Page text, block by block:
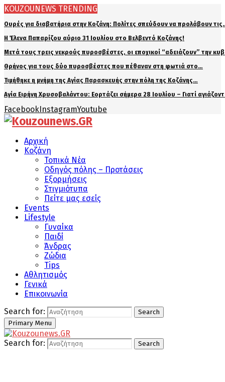
KOUZOUNEWS TRENDING
Ουρές για διαβατήρια στην Κοζάνη: Πολίτες σπεύδουν να προλάβουν
Η Έλενα Παπαρίζου αύριο 31 Ιουλίου στο Βελβεντό Κοζάνης!
Μετά τους τρεις νεκρούς πυροσβέστες, οι εποχικοί “αδειάζουν” την
Θρήνος για τους δύο πυροσβέστες που πέθαναν στη φωτιά στο…
Τιμήθηκε η μνήμη της Αγίας Παρασκευής στην πόλη της Κοζάνης…
Αγία Ειρήνη Χρυσοβαλάντου: Εορτάζει σήμερα 28 Ιουλίου – Γιατί
FacebookInstagramYoutube
Αρχική
Κοζάνη
Τοπικά Νέα
Οδηγός πόλης – Προτάσεις
Εξορμήσεις
Στιγμιότυπα
Πείτε μας εσείς
Events
Lifestyle
Γυναίκα
Παιδί
Άνδρας
Ζώδια
Tips
Αθλητισμός
Γενικά
Επικοινωνία
Search for:
Search
Primary Menu
Search for: Search